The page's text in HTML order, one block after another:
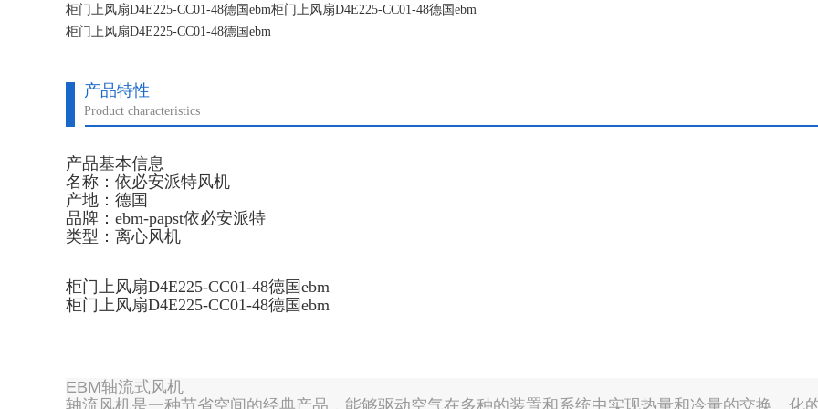
柜门上风扇D4E225-CC01-48德国ebm柜门上风扇D4E225-CC01-48德国ebm
柜门上风扇D4E225-CC01-48德国ebm
产品特性
Product characteristics
产品基本信息
名称：依必安派特风机
产地：德国
品牌：ebm-papst依必安派特
类型：离心风机
柜门上风扇D4E225-CC01-48德国ebm
柜门上风扇D4E225-CC01-48德国ebm
EBM轴流式风机
轴流风机是一种节省空间的经典产品，能够驱动空气在多种的装置和系统中实现热量和冷量的交换。化